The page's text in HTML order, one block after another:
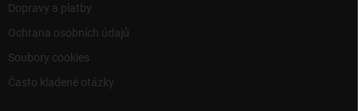
Dopravy a platby
Ochrana osobních údajů
Soubory cookies
Často kladené otázky